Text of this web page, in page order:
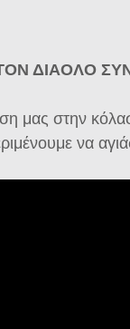
ΔΙΑΟΛΟ
μας στην
να